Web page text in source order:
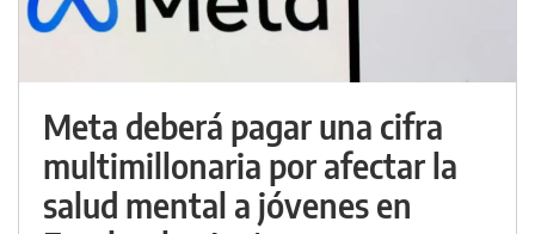
Meta deberá pagar una cifra
multimillonaria por afectar la
salud mental a jóvenes en